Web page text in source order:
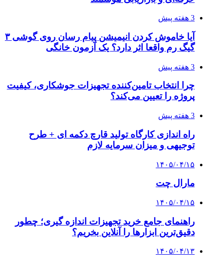
3 هفته پیش
آیا خاموش کردن انیمیشن پیام رسان روی گوشی ۳
گیگ رم واقعا اثر دارد؟ یک آزمون خانگی
3 هفته پیش
چرا انتخاب تامین‌کننده تجهیزات جوشکاری، کیفیت
پروژه را تعیین می‌کند؟
3 هفته پیش
راه اندازی کارگاه تولید قارچ دکمه ای + طرح
توجیهی و میزان سرمایه لازم
۱۴۰۵/۰۴/۱۵
مارال چت
۱۴۰۵/۰۴/۱۵
راهنمای جامع خرید تجهیزات اندازه گیری؛ چطور
دقیق‌ترین ابزارها را آنلاین بخریم؟
۱۴۰۵/۰۴/۱۳